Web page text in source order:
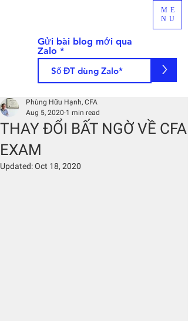
ME
NU
Gửi bài blog mới qua
Zalo
>
THAY ĐỔI BẤT NGỜ VỀ CFA
EXAM
Phùng Hữu Hạnh, CFA
Aug 5, 2020 1 min read
Updated:Oct 18, 2020